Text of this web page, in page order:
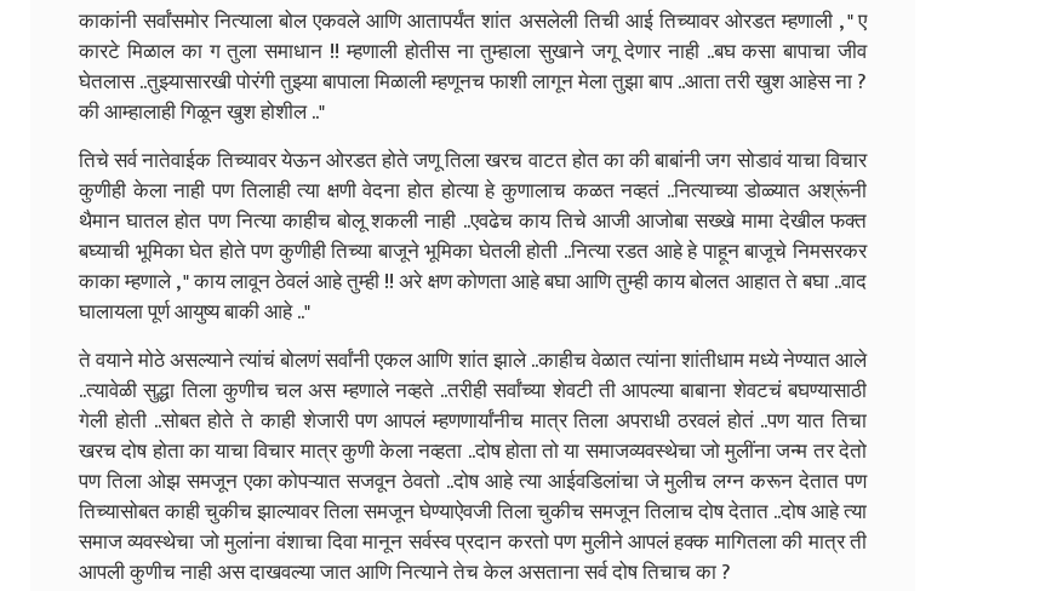
काकांनी सर्वांसमोर नित्याला बोल एकवले आणि आतापर्यंत शांत असलेली तिची आई तिच्यावर ओरडत म्हणाली , " ए
कारटे मिळाल का ग तुला समाधान !! म्हणाली होतीस ना तुम्हाला सुखाने जगू देणार नाही ..बघ कसा बापाचा जीव
घेतलास ..तुझ्यासारखी पोरंगी तुझ्या बापाला मिळाली म्हणूनच फाशी लागून मेला तुझा बाप ..आता तरी खुश आहेस ना ?
की आम्हालाही गिळून खुश होशील .."
तिचे सर्व नातेवाईक तिच्यावर येऊन ओरडत होते जणू तिला खरच वाटत होत का की बाबांनी जग सोडावं याचा विचार
कुणीही केला नाही पण तिलाही त्या क्षणी वेदना होत होत्या हे कुणालाच कळत नव्हतं ..नित्याच्या डोळ्यात अश्रूंनी
थैमान घातल होत पण नित्या काहीच बोलू शकली नाही ..एवढेच काय तिचे आजी आजोबा सख्खे मामा देखील फक्त
बघ्याची भूमिका घेत होते पण कुणीही तिच्या बाजूने भूमिका घेतली होती ..नित्या रडत आहे हे पाहून बाजूचे निमसरकर
काका म्हणाले , " काय लावून ठेवलं आहे तुम्ही !! अरे क्षण कोणता आहे बघा आणि तुम्ही काय बोलत आहात ते बघा ..वाद
घालायला पूर्ण आयुष्य बाकी आहे .."
ते वयाने मोठे असल्याने त्यांचं बोलणं सर्वांनी एकल आणि शांत झाले ..काहीच वेळात त्यांना शांतीधाम मध्ये नेण्यात आले
..त्यावेळी सुद्धा तिला कुणीच चल अस म्हणाले नव्हते ..तरीही सर्वांच्या शेवटी ती आपल्या बाबाना शेवटचं बघण्यासाठी
गेली होती ..सोबत होते ते काही शेजारी पण आपलं म्हणणार्यांनीच मात्र तिला अपराधी ठरवलं होतं ..पण यात तिचा
खरच दोष होता का याचा विचार मात्र कुणी केला नव्हता ..दोष होता तो या समाजव्यवस्थेचा जो मुलींना जन्म तर देतो
पण तिला ओझ समजून एका कोपऱ्यात सजवून ठेवतो ..दोष आहे त्या आईवडिलांचा जे मुलीच लग्न करून देतात पण
तिच्यासोबत काही चुकीच झाल्यावर तिला समजून घेण्याऐवजी तिला चुकीच समजून तिलाच दोष देतात ..दोष आहे त्या
समाज व्यवस्थेचा जो मुलांना वंशाचा दिवा मानून सर्वस्व प्रदान करतो पण मुलीने आपलं हक्क मागितला की मात्र ती
आपली कुणीच नाही अस दाखवल्या जात आणि नित्याने तेच केल असताना सर्व दोष तिचाच का ?